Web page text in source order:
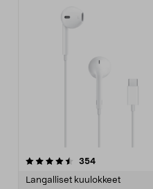
354arvostelut
Langalliset kuulokkeet
4.5 viidestä